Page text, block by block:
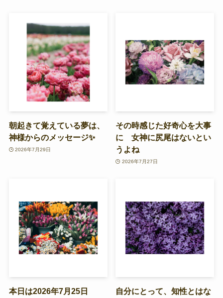
朝起きて覚えている夢は、
神様からのメッセージ✨
2026年7月29日
その時感じた好奇心を大事
に 女神に尻尾はないとい
うよね
2026年7月27日
本日は2026年7月25日
自分にとって、知性とはな